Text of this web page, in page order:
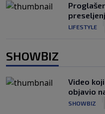
LIFESTYLE
SHOWBIZ
Video
objavio
SHOWBIZ